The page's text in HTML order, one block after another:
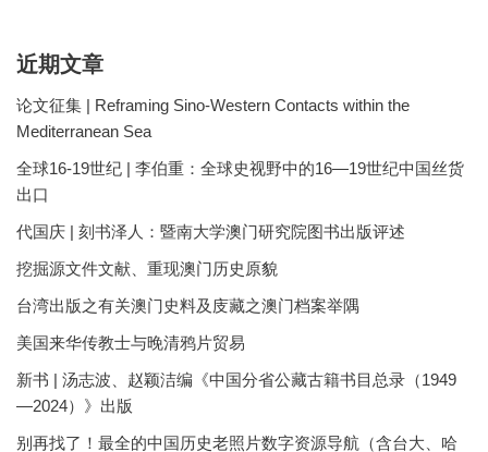
近期文章
论文征集 | Reframing Sino-Western Contacts within the
Mediterranean Sea
全球16-19世纪 | 李伯重：全球史视野中的16—19世纪中国丝货
出口
代国庆 | 刻书泽人：暨南大学澳门研究院图书出版评述
挖掘源文件文献、重现澳门历史原貌
台湾出版之有关澳门史料及庋藏之澳门档案举隅
美国来华传教士与晚清鸦片贸易
新书 | 汤志波、赵颖洁编《中国分省公藏古籍书目总录（1949
—2024）》出版
别再找了！最全的中国历史老照片数字资源导航（含台大、哈